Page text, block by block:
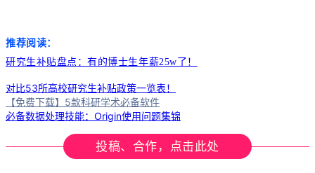
推荐阅读：
研究生补贴盘点：有的博士生年薪25w了！
对比53所高校研究生补贴政策一览表！
【免费下载】5款科研学术必备软件
必备数据处理技能：Origin使用问题集锦
投稿、合作，点击此处